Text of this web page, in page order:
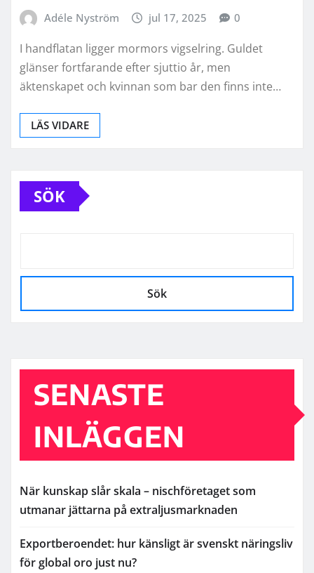
Adéle Nyström jul 17, 2025 0
I handflatan ligger mormors vigselring. Guldet
glänser fortfarande efter sjuttio år, men
äktenskapet och kvinnan som bar den finns inte…
LÄS VIDARE
SÖK
Sök
SENASTE
INLÄGGEN
När kunskap slår skala – nischföretaget som
utmanar jättarna på extraljusmarknaden
Exportberoendet: hur känsligt är svenskt näringsliv
för global oro just nu?